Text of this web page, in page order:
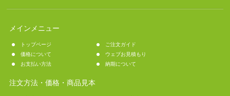
メインメニュー
トップページ
ご注文ガイド
価格について
ウェブお見積もり
お支払い方法
納期について
注文方法・価格・商品見本